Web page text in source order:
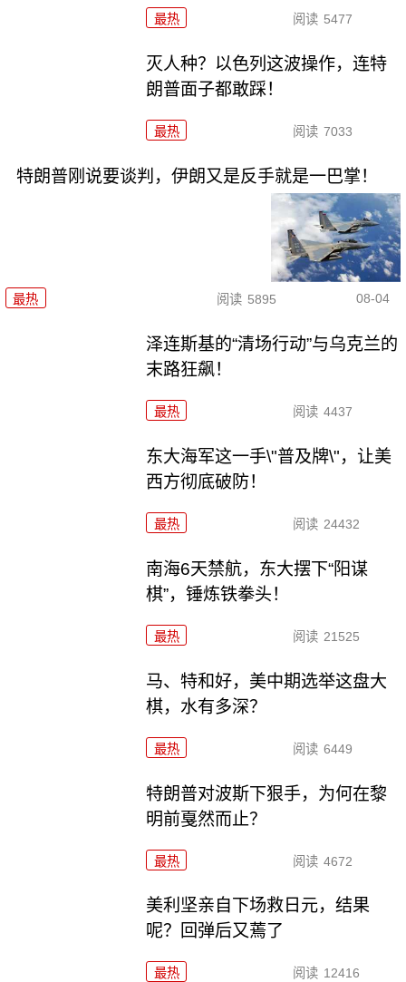
最热 阅读 5477
灭人种？以色列这波操作，连特
朗普面子都敢踩！
最热 阅读 7033
特朗普刚说要谈判，伊朗又是反手就是一巴掌！
最热 阅读 5895 08-04
泽连斯基的“清场行动”与乌克兰的
末路狂飙！
最热 阅读 4437
东大海军这一手\"普及牌\"，让美
西方彻底破防！
最热 阅读 24432
南海6天禁航，东大摆下“阳谋
棋”，锤炼铁拳头！
最热 阅读 21525
马、特和好，美中期选举这盘大
棋，水有多深？
最热 阅读 6449
特朗普对波斯下狠手，为何在黎
明前戛然而止？
最热 阅读 4672
美利坚亲自下场救日元，结果
呢？回弹后又蔫了
最热 阅读 12416